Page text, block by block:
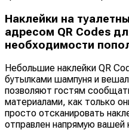
Наклейки на
адресом QR Codes
необходимости
Небольшие наклейки QR
бутылками шампуня и
позволяют гостям
материалами, как только
просто отсканировать
отправлен напрямую вашей